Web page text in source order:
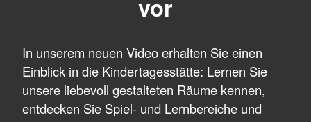
vor
In unserem neuen Video erhalten Sie einen
Einblick in die Kindertagesstätte: Lernen Sie
unsere liebevoll gestalteten Räume kennen,
entdecken Sie Spiel- und Lernbereiche und